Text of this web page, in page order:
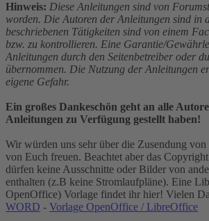
Hinweis: Diese Anleitungen sind von
worden. Die Autoren der Anleitungen sind in
beschriebenen Tätigkeiten sind von einem
bzw. zu kontrollieren. Eine Garantie/
Anleitungen durch den Seitenbetreiber oder
übernommen. Die Nutzung der Anleitungen
eigene Gefahr.
Ein großes Dankeschön geht an alle
Anleitungen zu Verfügung gestellt haben!
Wir würden uns sehr über die Zusendung
von Euch freuen. Beachtet aber das
dürfen keine Ausschnitte oder Bilder von
enthalten (z.B keine Stromlaufpläne). Eine
OpenOffice) Vorlage findet ihr hier! Vielen
WORD - Vorlage OpenOffice / LibreOffice